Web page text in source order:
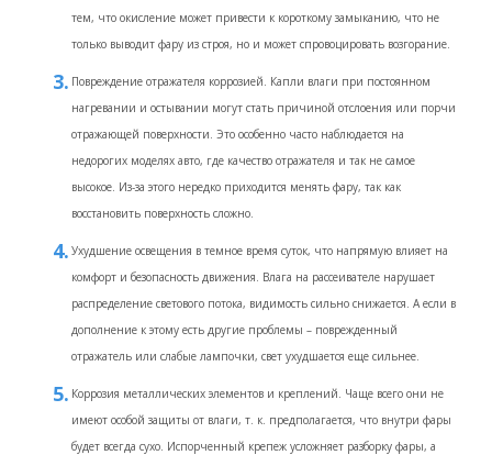
тем, что окисление может привести к короткому замыканию, что не
только выводит фару из строя, но и может спровоцировать возгорание.
Повреждение отражателя коррозией. Капли влаги при постоянном
нагревании и остывании могут стать причиной отслоения или порчи
отражающей поверхности. Это особенно часто наблюдается на
недорогих моделях авто, где качество отражателя и так не самое
высокое. Из-за этого нередко приходится менять фару, так как
восстановить поверхность сложно.
Ухудшение освещения в темное время суток, что напрямую влияет на
комфорт и безопасность движения. Влага на рассеивателе нарушает
распределение светового потока, видимость сильно снижается. А если в
дополнение к этому есть другие проблемы – поврежденный
отражатель или слабые лампочки, свет ухудшается еще сильнее.
Коррозия металлических элементов и креплений. Чаще всего они не
имеют особой защиты от влаги, т. к. предполагается, что внутри фары
будет всегда сухо. Испорченный крепеж усложняет разборку фары, а